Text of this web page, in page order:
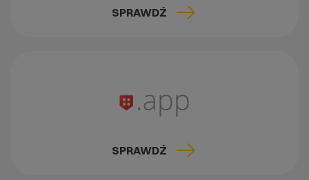
SPRAWDŹ
SPRAWDŹ